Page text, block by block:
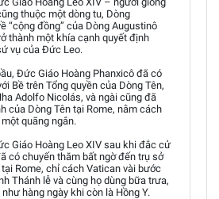
thuộc một dòng tu, Dòng
“cộng đồng” của Dòng Augustinô
thành một khía cạnh quyết định
vụ của Đức Leo.
Đức Giáo Hoàng Phanxicô đã có
Bề trên Tổng quyền của Dòng Tên,
Adolfo Nicolás, và ngài cũng đã
của Dòng Tên tại Rome, nằm cách
quãng ngắn.
Giáo Hoàng Leo XIV sau khi đắc cử
có chuyến thăm bất ngờ đến trụ sở
Rome, chỉ cách Vatican vài bước
Thánh lễ và cùng họ dùng bữa trưa,
hàng ngày khi còn là Hồng Y.